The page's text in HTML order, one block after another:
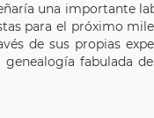
una importante
para el próximo
de sus propias
fabulada